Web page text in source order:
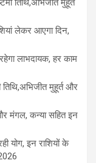
तिथि,अभिजीत मुहूर्त
लेकर आएगा दिन,
लाभदायक, हर काम
मुहूर्त और
मंगल, कन्या सहित इन
योग, इन राशियों के